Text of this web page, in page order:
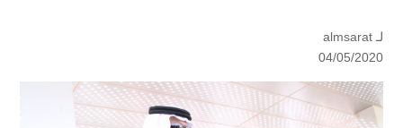
لـ almsarat
04/05/2020